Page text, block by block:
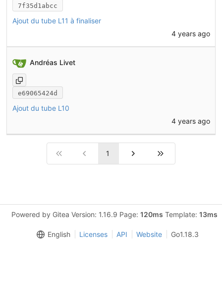
7f35d1abcc
Ajout du tube L11 à finaliser
4 years ago
Andréas Livet
e69065424d
Ajout du tube L10
4 years ago
1
Powered by Gitea Version: 1.16.9 Page: 120ms Template: 13ms
English Licenses API Website Go1.18.3